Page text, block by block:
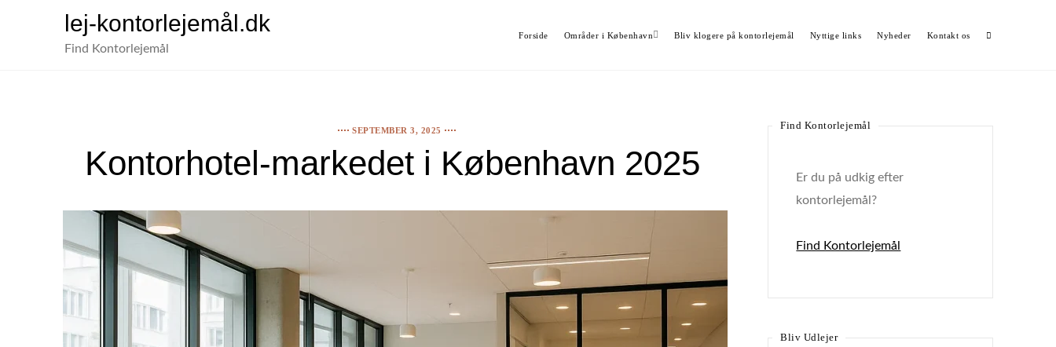
lej-kontorlejemål.dk
Find Kontorlejemål
Forside Områder i København Bliv klogere på kontorlejemål Nyttige links Nyheder Kontakt os
SEPTEMBER 3, 2025
Kontorhotel-markedet i København 2025
Find Kontorlejemål
Er du på udkig efter
kontorlejemål?
Find Kontorlejemål
Bliv Udlejer